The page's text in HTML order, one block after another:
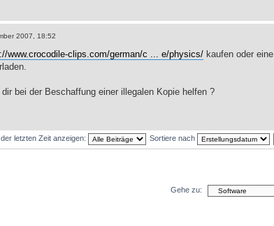
2007, 18:52
www.crocodile-clips.com/german/c ... e/physics/ kaufen oder eine
bei der Beschaffung einer illegalen Kopie helfen ?
der letzten Zeit anzeigen: Sortiere nach
Gehe zu: